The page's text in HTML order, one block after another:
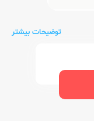
توضیحات بیشتر